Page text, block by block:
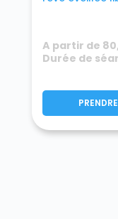
A partir de
Durée de